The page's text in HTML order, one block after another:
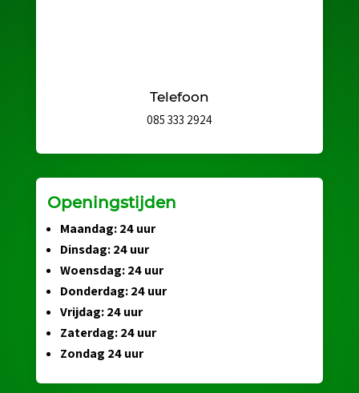
Telefoon
085 333 2924
Openingstijden
Maandag: 24 uur
Dinsdag: 24 uur
Woensdag: 24 uur
Donderdag: 24 uur
Vrijdag: 24 uur
Zaterdag: 24 uur
Zondag 24 uur